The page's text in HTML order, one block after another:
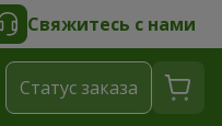
Свяжитесь с нами
Cтатус заказа